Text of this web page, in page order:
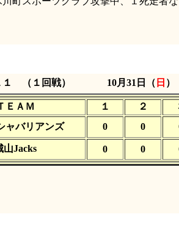
（１回戦） 10月31日（ 日 ）
ＥＡＭ １ ２
ャバリアンズ
0 0
山Jacks 0 0